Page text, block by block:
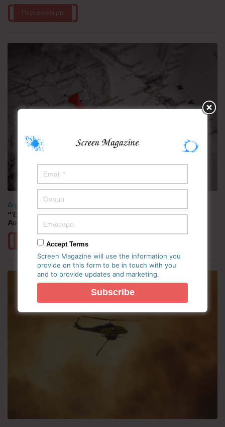
Περισσότερα
Δημοφιλή
“Έλιωσε” από τη ζέστη η Κορεατική Χερσόνησος –
Ανάσες δροσιάς αναζητούν οι πολίτες
ΠερισσότεραAccept Terms
Screen Magazine will use the information you
provide on this form to be in touch with you
and to provide updates and marketing.